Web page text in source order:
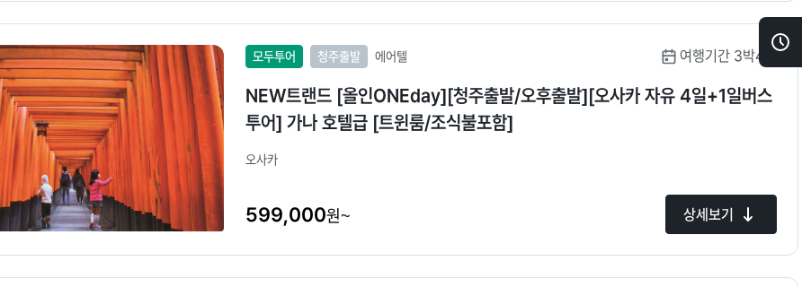
최
본
모두투어 청주출발 에어텔 여행기간 3박4일
NEW트랜드 [올인ONEday][청주출발/오후출발][오사카 자유 4일+1일버스
투어] 가나 호텔급 [트윈룸/조식불포함]
오사카
599,000원~ 상세보기